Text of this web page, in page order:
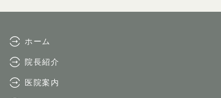
ホーム
院長紹介
医院案内